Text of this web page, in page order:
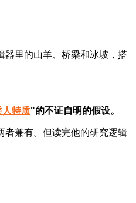
器里的山羊、桥梁和冰坡，搭
人特质"的不证自明的假设。
兼有。但读完他的研究逻辑